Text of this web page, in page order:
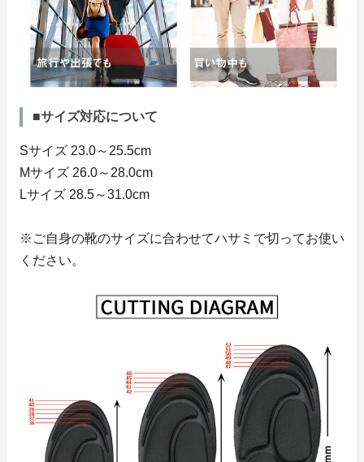
■サイズ対応について
Sサイズ 23.0～25.5cm
Mサイズ 26.0～28.0cm
Lサイズ 28.5～31.0cm
※ご自身の靴のサイズに合わせてハサミで切ってお使い
ください。